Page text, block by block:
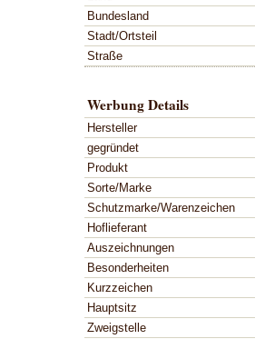
Bundesland
Stadt/Ortsteil
Straße
Werbung Details
Hersteller
gegründet
Produkt
Sorte/Marke
Schutzmarke/Warenzeichen
Hoflieferant
Auszeichnungen
Besonderheiten
Kurzzeichen
Hauptsitz
Zweigstelle